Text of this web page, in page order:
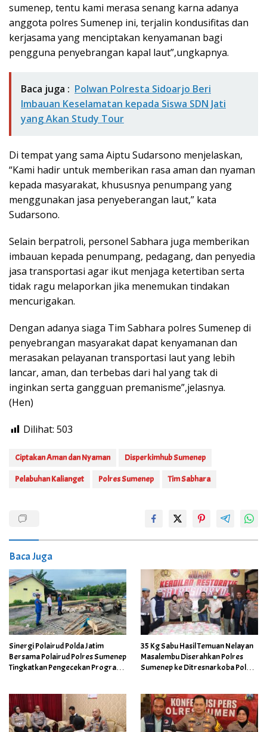
sumenep, tentu kami merasa senang karna adanya
anggota polres Sumenep ini, terjalin kondusifitas dan
kerjasama yang menciptakan kenyamanan bagi
pengguna penyebrangan kapal laut”,ungkapnya.
Baca juga : Polwan Polresta Sidoarjo Beri
Imbauan Keselamatan kepada Siswa SDN Jati
yang Akan Study Tour
Di tempat yang sama Aiptu Sudarsono menjelaskan,
“Kami hadir untuk memberikan rasa aman dan nyaman
kepada masyarakat, khususnya penumpang yang
menggunakan jasa penyeberangan laut,” kata
Sudarsono.
Selain berpatroli, personel Sabhara juga memberikan
imbauan kepada penumpang, pedagang, dan penyedia
jasa transportasi agar ikut menjaga ketertiban serta
tidak ragu melaporkan jika menemukan tindakan
mencurigakan.
Dengan adanya siaga Tim Sabhara polres Sumenep di
penyebrangan masyarakat dapat kenyamanan dan
merasakan pelayanan transportasi laut yang lebih
lancar, aman, dan terbebas dari hal yang tak di
inginkan serta gangguan premanisme”,jelasnya.
(Hen)
Dilihat: 503
Ciptakan Aman dan Nyaman Disperkimhub Sumenep
Pelabuhan Kalianget Polres Sumenep Tim Sabhara
Baca Juga
Sinergi Polairud Polda Jatim
Bersama Polairud Polres Sumenep
Tingkatkan Pengecekan Program
35 Kg Sabu Hasil Temuan Nelayan
Masalembu Diserahkan Polres
Sumenep ke Ditresnarkoba Polda